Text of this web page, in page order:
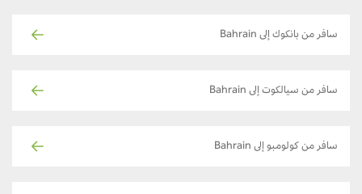
سافر من بانكوك إلى Bahrain
سافر من سيالكوت إلى Bahrain
سافر من كولومبو إلى Bahrain